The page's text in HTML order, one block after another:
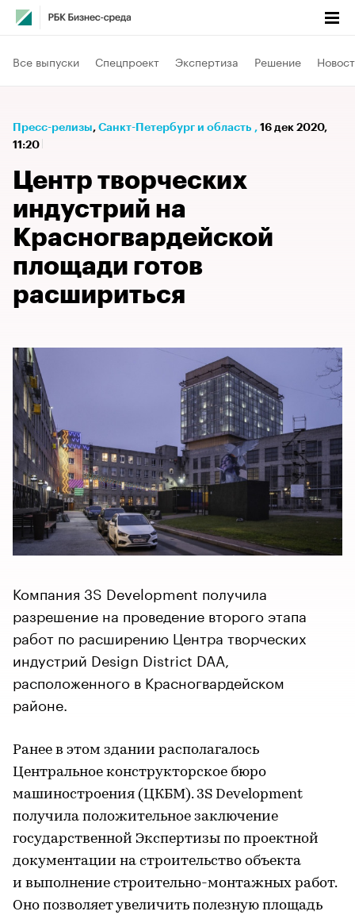
Все выпуски Спецпроект Экспертиза Решение
Пресс-релизы⁠, Санкт-Петербург и область , 16 дек 2020,
11:20
Центр творческих
индустрий на
Красногвардейской
площади готов
расшириться
Компания 3S Development получила
разрешение на проведение второго этапа
работ по расширению Центра творческих
индустрий Design District DAA,
расположенного в Красногвардейском
районе.
Ранее в этом здании располагалось
Центральное конструкторское бюро
машиностроения (ЦКБМ). 3S Development
получила положительное заключение
государственной Экспертизы по проектной
документации на строительство объекта
и выполнение строительно-монтажных работ.
Оно позволяет увеличить полезную площадь